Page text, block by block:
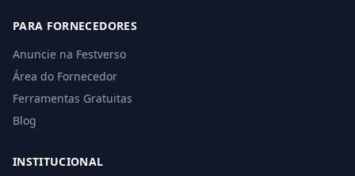
PARA FORNECEDORES
Anuncie na Festverso
Área do Fornecedor
Ferramentas Gratuitas
Blog
INSTITUCIONAL